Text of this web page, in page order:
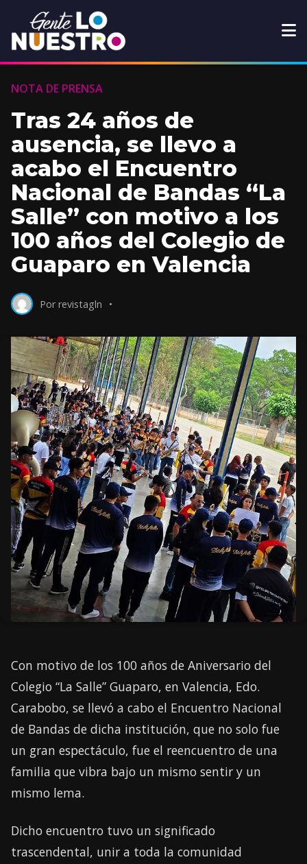
NOTA DE PRENSA
Tras 24 años de
ausencia, se llevo a
acabo el Encuentro
Nacional de Bandas “La
Salle” con motivo a los
100 años del Colegio de
Guaparo en Valencia
Por revistagln •
Con motivo de los 100 años de Aniversario del
Colegio “La Salle” Guaparo, en Valencia, Edo.
Carabobo, se llevó a cabo el Encuentro Nacional
de Bandas de dicha institución, que no solo fue
un gran espectáculo, fue el reencuentro de una
familia que vibra bajo un mismo sentir y un
mismo lema.
Dicho encuentro tuvo un significado
trascendental, unir a toda la comunidad